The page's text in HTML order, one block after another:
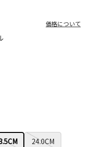
価格について
24.0CM